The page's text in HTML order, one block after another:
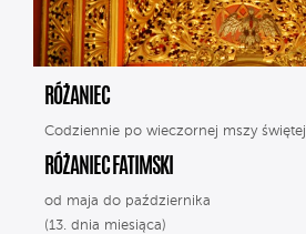
RÓŻANIEC
Codziennie po wieczornej mszy świętej
RÓŻANIEC FATIMSKI
od maja do października
(13. dnia miesiąca)